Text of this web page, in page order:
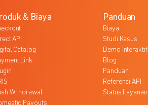
& Biaya
API
Catalog
Link
Withdrawal
Payouts
Panduan
Biaya
Studi Kasus
Demo Interaktif
Blog
Panduan
Referensi API
Status Layanan